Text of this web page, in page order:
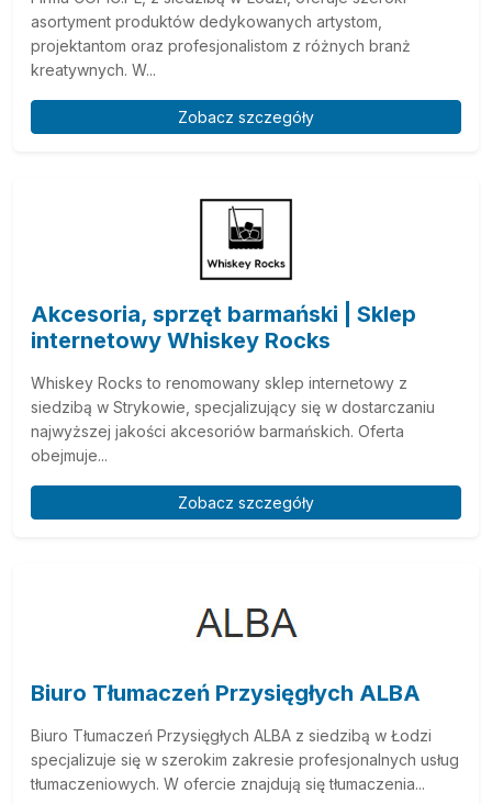
asortyment produktów dedykowanych artystom,
projektantom oraz profesjonalistom z różnych branż
kreatywnych. W...
Zobacz szczegóły
Akcesoria, sprzęt barmański | Sklep
internetowy Whiskey Rocks
Whiskey Rocks to renomowany sklep internetowy z
siedzibą w Strykowie, specjalizujący się w dostarczaniu
najwyższej jakości akcesoriów barmańskich. Oferta
obejmuje...
Zobacz szczegóły
Biuro Tłumaczeń Przysięgłych ALBA
Biuro Tłumaczeń Przysięgłych ALBA z siedzibą w Łodzi
specjalizuje się w szerokim zakresie profesjonalnych usług
tłumaczeniowych. W ofercie znajdują się tłumaczenia...